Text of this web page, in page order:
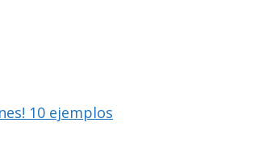
10 ejemplos